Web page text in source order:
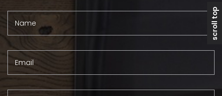
Name
Email
scroll top